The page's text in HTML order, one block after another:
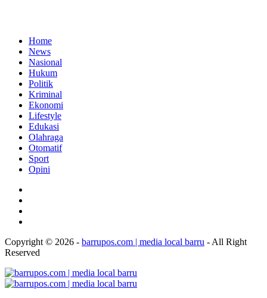
Home
News
Nasional
Hukum
Politik
Kriminal
Ekonomi
Lifestyle
Edukasi
Olahraga
Otomatif
Sport
Opini
Copyright © 2026 - barrupos.com | media local barru - All Right
Reserved